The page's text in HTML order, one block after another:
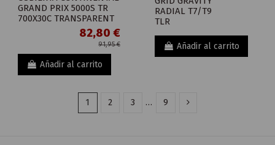
GRAND PRIX 5000S TR
700X30C TRANSPARENT
82,80 €
91,95 €
Añadir al carrito
RADIAL T7/T9
TLR
Añadir al carrito
1 2 3 … 9